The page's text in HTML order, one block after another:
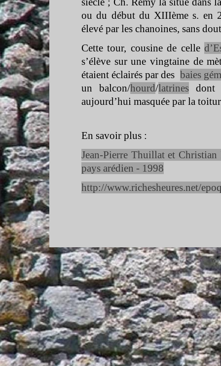
ou du début du XIIIème s. en
élevé par les chanoines, sans
Cette tour, cousine de celle
s’élève sur une vingtaine de
étaient éclairés par des baies
un balcon/hourd/latrines dont
aujourd’hui masquée par la
En savoir plus :
Jean-Pierre Thuillat et Christian
pays arédien - 1998
http://www.richesheures.net/